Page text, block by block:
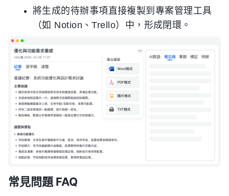
將生成的待辦事項直接複製到專案管理工具
（如 Notion、Trello）中，形成閉環。
常見問題 FAQ